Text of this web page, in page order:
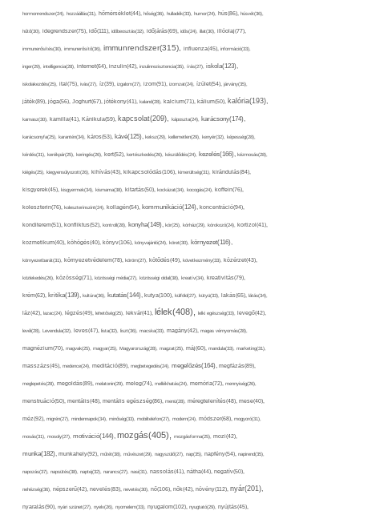
hormonrendszer(24), hozzáállás(31), hőmérséklet(44), hőség(36), hulladék(33), humor(24), hús(86), húsvét(36),
hűtő(30), idegrendszer(75), idő(111), időbeosztás(32), időjárás(69), idős(24), illat(30), illóolaj(77),
immunerősítés(30), immunerősítő(36), immunrendszer(315), influenza(45), információ(33),
inger(29), intelligencia(28), internet(64), inzulin(42), inzulinrezisztencia(35), írás(27), iskola(123),
iskolakezdés(25), ital(75), ivás(27), íz(39), izgalom(27), izom(91), izomzat(24), ízület(54), járvány(35),
játék(89), jóga(56), Joghurt(67), jótékony(41), kaland(28), kalcium(71), kálium(50), kalória(193),
kamasz(30), kamilla(41), Kánikula(59), kapcsolat(209), káposzta(24), karácsony(174),
karácsonyfa(25), karantén(34), káros(53), kávé(125), keksz(29), kellemetlen(29), kenyér(32), képesség(28),
kérdés(31), kerékpár(25), keringés(26), kert(52), kertészkedés(26), készülődés(24), kezelés(166), kézmosás(28),
kiégés(25), kiegyensúlyozott(26), kihívás(43), kikapcsolódás(106), kimerültség(31), kirándulás(84),
kisgyerek(45), kisgyermek(34), kismama(38), kitartás(50), kockázat(34), kocogás(24), koffein(76),
koleszterin(76), koleszterinszint(24), kollagén(54), kommunikáció(124), koncentráció(94),
konditerem(51), konfliktus(52), kontroll(28), konyha(149), kór(25), kórház(29), kórokozó(24), kortizol(41),
kozmetikum(40), köhögés(40), könyv(106), könyvajánló(24), köret(30), környezet(116),
környezetbarát(31), környezetvédelem(78), köröm(27), kötődés(49), következmény(33), közérzet(43),
közlekedés(26), közösség(71), közösségi média(27), közösségi oldal(38), kreatív(34), kreativitás(79),
krém(62), kritika(139), kultúra(36), kutatás(144), kutya(100), külföld(27), kütyü(33), lakás(65), látás(34),
láz(42), lazac(24), légzés(49), lehetőség(25), lekvár(41), lélek(408), lelki egészség(33), levegő(42),
levél(28), Levendula(32), leves(47), lista(32), liszt(36), macska(33), magány(42), magas vérnyomás(28),
magnézium(70), magvak(25), magyar(25), Magyarország(28), magzat(25), máj(60), mandula(33), marketing(31),
masszázs(45), medence(24), meditáció(89), megbetegedés(24), megelőzés(164), megfázás(89),
meglepetés(28), megoldás(89), melatonin(29), meleg(74), mellékhatás(24), memória(72), mennyiség(26),
menstruáció(50), mentális(48), mentális egészség(86), menü(28), méregtelenítés(48), mese(40),
méz(92), migrén(27), mindennapok(34), minőség(33), mobiltelefon(27), modern(24), módszer(68), mogyoró(31),
mosás(31), mosoly(27), motiváció(144), mozgás(405), mozgásforma(25), mozi(42),
munka(182), munkahely(92), műtét(38), művészet(29), nagyszülő(27), nap(35), napfény(54), napirend(35),
napozás(37), napsütés(38), naptej(32), narancs(27), nasi(31), nassolás(41), nátha(44), negatív(50),
nehézség(36), népszerű(42), nevelés(83), nevetés(30), nő(106), nők(42), növény(112), nyár(201),
nyaralás(90), nyári szünet(27), nyelv(26), nyomelem(33), nyugalom(102), nyugtató(29), nyújtás(45),